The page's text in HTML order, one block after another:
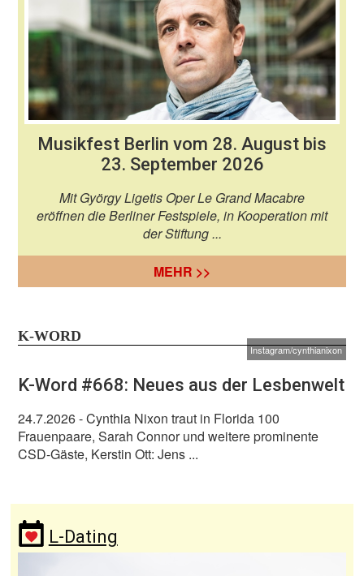
Musikfest Berlin vom 28. August bis
23. September 2026
Mit György Ligetis Oper Le Grand Macabre
eröffnen die Berliner Festspiele, in Kooperation mit
der Stiftung ...
MEHR >>
K-WORD
Instagram/cynthianixon
K-Word #668: Neues aus der Lesbenwelt
24.7.2026- Cynthia Nixon traut in Florida 100
Frauenpaare, Sarah Connor und weitere prominente
CSD-Gäste, Kerstin Ott: Jens ...
L-Dating